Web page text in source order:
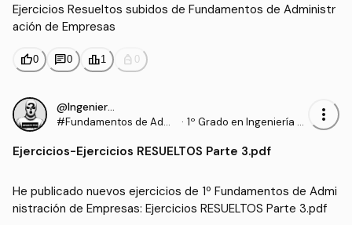
Ejercicios Resueltos subidos de Fundamentos de Administr
ación de Empresas
thumb_up0 chat0 leaderboard1 personal_bag 0
@IngenieroProo
#Fundamentos de Admi
· 1º Grado en Ingeniería El
(UNIZAR)
more_vert
Ejercicios-Ejercicios RESUELTOS Parte 3.pdf
He publicado nuevos ejercicios de 1º Fundamentos de Admi
nistración de Empresas: Ejercicios RESUELTOS Parte 3.pdf